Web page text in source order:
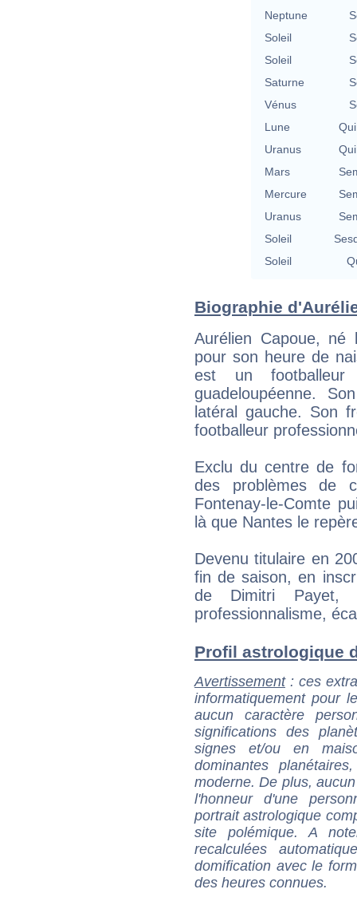
Neptune
Soleil
Soleil
Saturne
Vénus
Lune
Uranus
Mars
Mercure
Uranus
Soleil
Soleil
Biographie
Aurélien Capoue,
pour son heure de
est un footballeur
guadeloupéenne.
latéral gauche. Son
footballeur
Exclu du centre de
des problèmes de
Fontenay-le-Comte
là que Nantes le
Devenu titulaire en
fin de saison, en
de Dimitri Payet,
professionnalisme,
Profil astrologique
Avertissement: ces
informatiquement pour
aucun caractère
significations des
signes et/ou en
dominantes
moderne. De plus,
l'honneur d'une
portrait astrologique
site polémique. A
recalculées
domification avec le
des heures connues.